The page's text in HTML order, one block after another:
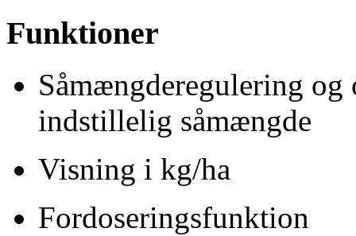
Funktioner
Såmængderegulering
indstillelig såmængde
Visning i kg/ha
Fordoseringsfunktion